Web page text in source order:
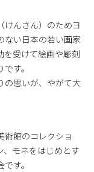
けんさん）のためヨ
ない日本の若い画家
を受けて絵画や彫刻
す。
の思いが、やがて大
術館のコレクショ
、モネをはじめとす
す。